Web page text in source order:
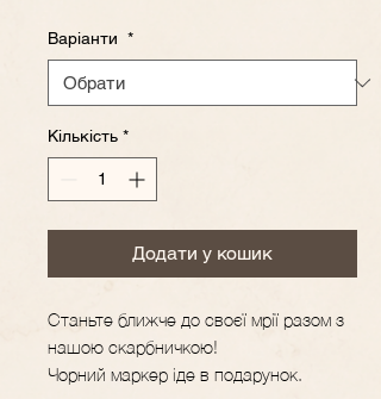
Варіанти *
Кількість *
Додати у кошик
Станьте ближче до своєї мрії разом з
нашою скарбничкою!
Чорний маркер іде в подарунок.